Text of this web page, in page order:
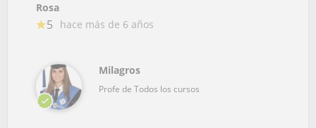
Rosa
5 hace más de 6 años
Milagros
Profe de Todos los cursos